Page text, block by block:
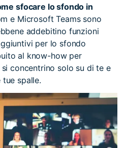
sfocare lo sfondo in
e Microsoft Teams sono
addebitino funzioni
per lo sfondo
al know-how per
concentrino solo su di te e
spalle.